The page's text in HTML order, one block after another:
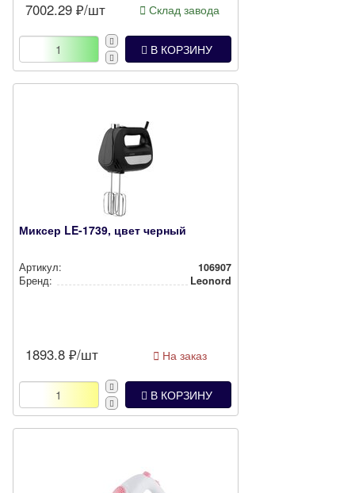
7002.29 ₽/шт Склад завода
В КОРЗИНУ
Миксер LE-1739, цвет черный
Артикул:
106907
Бренд:
Leonord
1893.8 ₽/шт На заказ
В КОРЗИНУ